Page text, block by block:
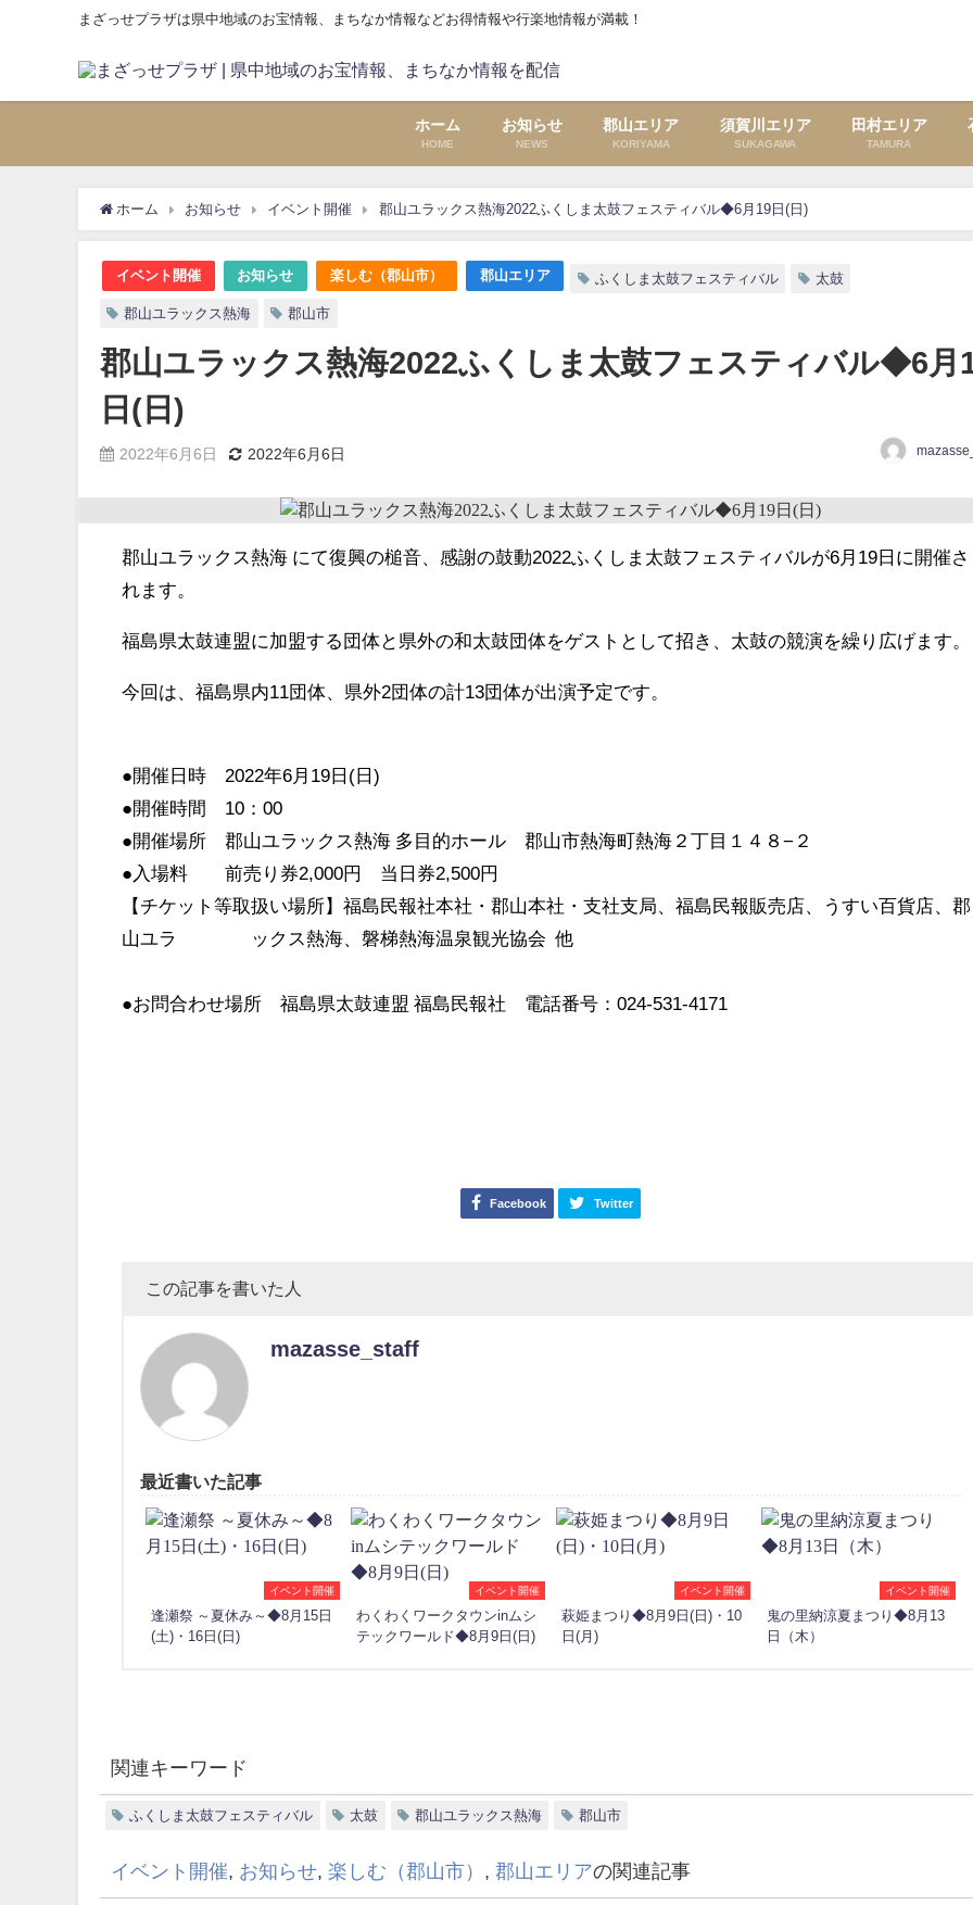
まざっせプラザは県中地域のお宝情報、まちなか情報などお得情報や行楽地情報が満載！
ホーム
HOME
お知らせ
NEWS
郡山エリア
KORIYAMA
須賀川エリア
SUKAGAWA
田村エリア
TAMURA
ホーム お知らせ イベント開催 郡山ユラックス熱海2022ふくしま太鼓フェスティバル◆6月19日(日)
イベント開催 お知らせ 楽しむ（郡山市） 郡山エリア ふくしま太鼓フェスティバル 太鼓
郡山ユラックス熱海 郡山市
郡山ユラックス熱海2022ふくしま太鼓フェスティバル◆6月
日(日)
2022年6月6日 2022年6月6日
郡山ユラックス熱海 にて復興の槌音、感謝の鼓動2022ふくしま太鼓フェスティバルが6月19日に開催さ
れます。
福島県太鼓連盟に加盟する団体と県外の和太鼓団体をゲストとして招き、太鼓の競演を繰り広げます。
今回は、福島県内11団体、県外2団体の計13団体が出演予定です。
●開催日時 2022年6月19日(日)
●開催時間 10：00
●開催場所 郡山ユラックス熱海 多目的ホール 郡山市熱海町熱海２丁目１４８−２
●入場料 前売り券2,000円 当日券2,500円
【チケット等取扱い場所】福島民報社本社・郡山本社・支社支局、福島民報販売店、うすい百貨店、郡
山ユラ ックス熱海、磐梯熱海温泉観光協会 他
●お問合わせ場所 福島県太鼓連盟 福島民報社 電話番号：024-531-4171
Facebook Twitter
この記事を書いた人
mazasse_staff
最近書いた記事
イベント開催
逢瀬祭 ～夏休み～◆8月15日
(土)・16日(日)
イベント開催
わくわくワークタウンinムシ
テックワールド◆8月9日(日)
イベント開催
萩姫まつり◆8月9日(日)・10
日(月)
イベント開催
鬼の里納涼夏まつり◆8月13
日（木）
関連キーワード
ふくしま太鼓フェスティバル 太鼓 郡山ユラックス熱海 郡山市
イベント開催, お知らせ, 楽しむ（郡山市） , 郡山エリアの関連記事